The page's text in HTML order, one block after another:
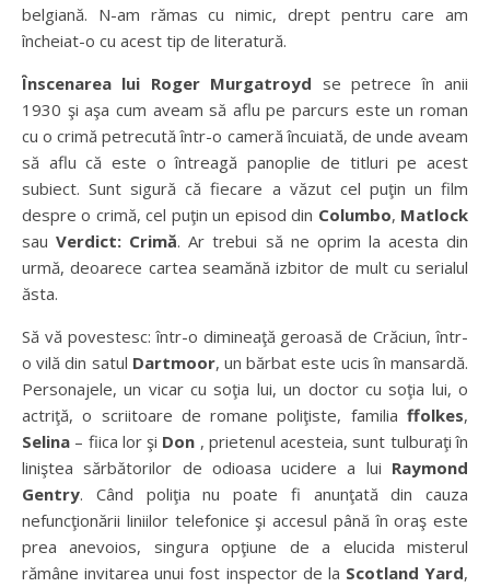
belgiană. N-am rămas cu nimic, drept pentru care am
încheiat-o cu acest tip de literatură.
Înscenarea lui Roger Murgatroyd se petrece în anii
1930 şi aşa cum aveam să aflu pe parcurs este un roman
cu o crimă petrecută într-o cameră încuiată, de unde aveam
să aflu că este o întreagă panoplie de titluri pe acest
subiect. Sunt sigură că fiecare a văzut cel puţin un film
despre o crimă, cel puţin un episod din Columbo, Matlock
sauVerdict: Crimă. Ar trebui să ne oprim la acesta din
urmă, deoarece cartea seamănă izbitor de mult cu serialul
ăsta.
Să vă povestesc: într-o dimineaţă geroasă de Crăciun, într-
o vilă din satul Dartmoor, un bărbat este ucis în mansardă.
Personajele, un vicar cu soţia lui, un doctor cu soţia lui, o
actriţă, o scriitoare de romane poliţiste, familia ffolkes,
Selina – fiica lor şi Don , prietenul acesteia, sunt tulburaţi în
liniştea sărbătorilor de odioasa ucidere a lui Raymond
Gentry. Când poliţia nu poate fi anunţată din cauza
nefuncţionării liniilor telefonice şi accesul până în oraş este
prea anevoios, singura opţiune de a elucida misterul
rămâne invitarea unui fost inspector de la Scotland Yard,